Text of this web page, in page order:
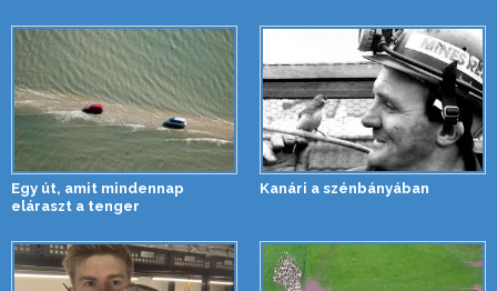
Egy út, amit mindennap
eláraszt a tenger
Kanári a szénbányában